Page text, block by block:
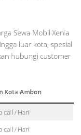
Sewa Mobil Xenia
luar kota, spesial
hubungi customer
Kota Ambon
call / Hari
call / Hari